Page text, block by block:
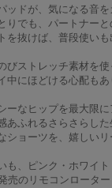
ッドが、気になる音を
りでも、パートナーと
を抜けば、普段使いも
びストレッチ素材を
中にほどける心配もあ
ーなヒップを最大限に
あふれるさらさらし
ショーツを、嬉しいリ
も、ピンク・ホワイト
売のリモコンロータ